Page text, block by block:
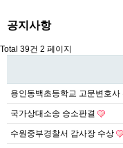
공지사항
Total 39건 2 페이지
용인동백초등학교 고문변호사
국가상대소송 승소판결
수원중부경찰서 감사장 수상